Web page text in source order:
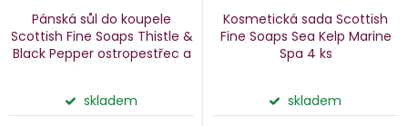
Pánská sůl do koupele
Scottish Fine Soaps Thistle &
Black Pepper ostropestřec a
černý pepř, 500 g
skladem
Kosmetická sada Scottish
Fine Soaps Sea Kelp Marine
Spa 4 ks
skladem